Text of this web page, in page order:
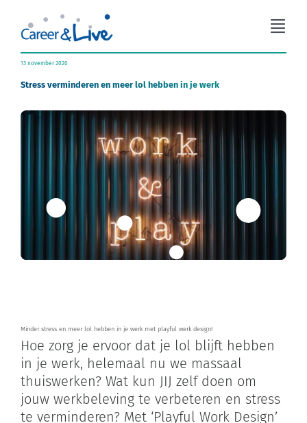
inhoud
Organisatieadvies
Workshops
Over Career & Live
Zoeken
naar:
Winkelwagen
13 november 2020
Stress verminderen en meer lol hebben in je werk
Minder stress en meer lol hebben in je werk met playful werk design!
Hoe zorg je ervoor dat je lol blijft hebben
in je werk, helemaal nu we massaal
thuiswerken? Wat kun JIJ zelf doen om
jouw werkbeleving te verbeteren en stress
te verminderen? Met ‘Playful Work Design’